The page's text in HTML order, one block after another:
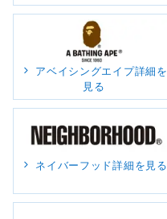
アベイシングエイプ詳細を
見る
ネイバーフッド詳細を見る